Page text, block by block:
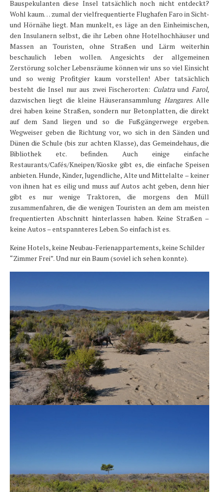
Bauspekulanten diese Insel tatsächlich noch nicht entdeckt?
Wohl kaum… zumal der vielfrequentierte Flughafen Faro in Sicht-
und Hörnähe liegt. Man munkelt, es läge an den Einheimischen,
den Insulanern selbst, die ihr Leben ohne Hotelhochhäuser und
Massen an Touristen, ohne Straßen und Lärm weiterhin
beschaulich leben wollen. Angesichts der allgemeinen
Zerstörung solcher Lebensräume können wir uns so viel Einsicht
und so wenig Profitgier kaum vorstellen! Aber tatsächlich
besteht die Insel nur aus zwei Fischerorten: CulatraundFarol,
dazwischen liegt die kleine Häuseransammlung Hangares. Alle
drei haben keine Straßen, sondern nur Betonplatten, die direkt
auf dem Sand liegen und so die Fußgängerwege ergeben.
Wegweiser geben die Richtung vor, wo sich in den Sänden und
Dünen die Schule (bis zur achten Klasse), das Gemeindehaus, die
Bibliothek etc. befinden. Auch einige einfache
Restaurants/Cafés/Kneipen/Kioske gibt es, die einfache Speisen
anbieten. Hunde, Kinder, Jugendliche, Alte und Mittelalte – keiner
von ihnen hat es eilig und muss auf Autos acht geben, denn hier
gibt es nur wenige Traktoren, die morgens den Müll
zusammenfahren, die die wenigen Touristen an dem am meisten
frequentierten Abschnitt hinterlassen haben. Keine Straßen –
keine Autos – entspannteres Leben. So einfach ist es.
Keine Hotels, keine Neubau-Ferienappartements, keine Schilder
“Zimmer Frei”. Und nur ein Baum (soviel ich sehen konnte).